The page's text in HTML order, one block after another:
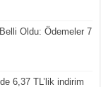
Oldu: Ödemeler 7
6,37 TL’lik indirim